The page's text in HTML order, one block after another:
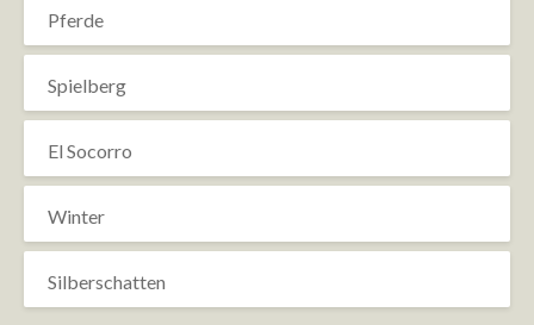
Pferde
Spielberg
El Socorro
Winter
Silberschatten